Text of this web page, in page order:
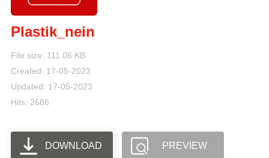
Plastik_nein
File size: 111.06 KB
Created: 17-05-2023
Updated: 17-05-2023
Hits: 2686
DOWNLOAD PREVIEW